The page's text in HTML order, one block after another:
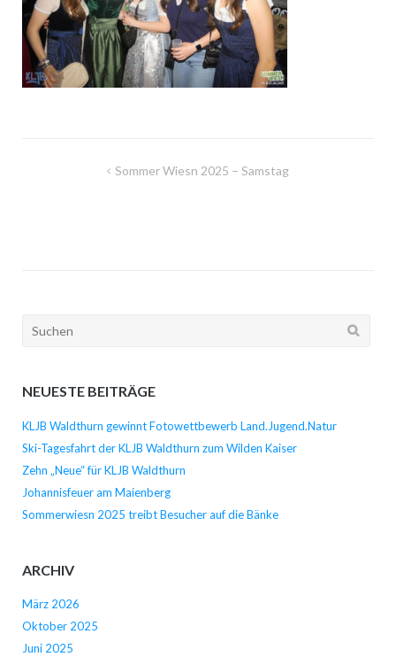
BeitragsnavigationSommer Wiesn 2025 – Samstag
Suchen
NEUESTE BEITRÄGE
KLJB Waldthurn gewinnt Fotowettbewerb Land.Jugend.Natur
Ski-Tagesfahrt der KLJB Waldthurn zum Wilden Kaiser
Zehn „Neue“ für KLJB Waldthurn
Johannisfeuer am Maienberg
Sommerwiesn 2025 treibt Besucher auf die Bänke
ARCHIV
März 2026
Oktober 2025
Juni 2025